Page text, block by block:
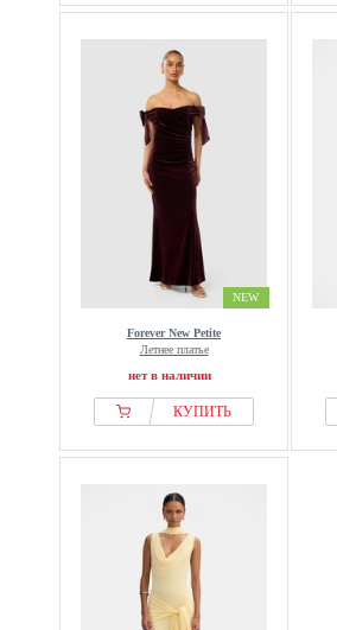
NEW
Forever New Petite
Летнее платье
нет в наличии
КУПИТЬ